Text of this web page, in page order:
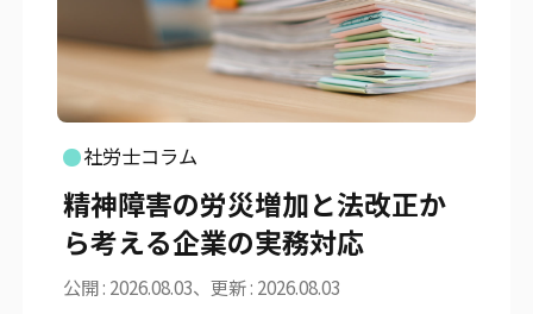
社労士コラム
精神障害の労災増加と法改正か
ら考える企業の実務対応
公開 : 2026.08.03、更新 : 2026.08.03